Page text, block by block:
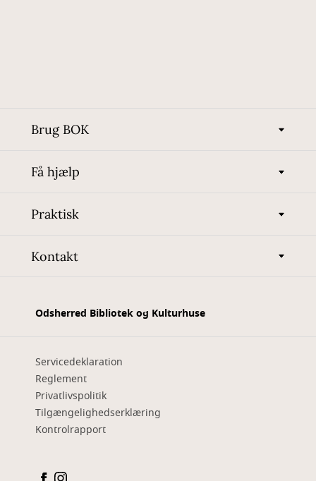
Brug BOK
Få hjælp
Praktisk
Kontakt
Odsherred Bibliotek og Kulturhuse
Servicedeklaration
Reglement
Privatlivspolitik
Tilgængelighedserklæring
Kontrolrapport